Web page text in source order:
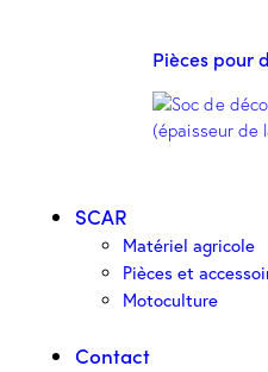
Pièces pour
SCAR
Matériel agricole
Pièces et
Motoculture
Contact